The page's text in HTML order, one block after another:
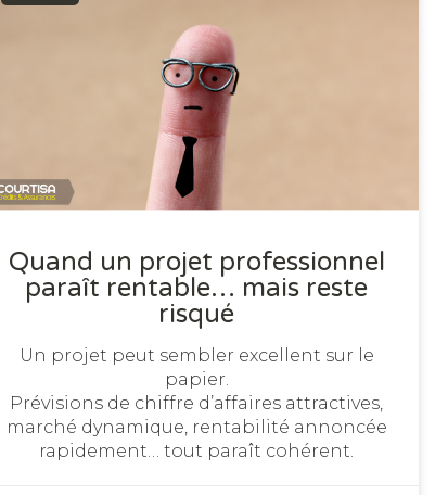
Quand un projet professionnel
paraît rentable… mais reste
risqué
Un projet peut sembler excellent sur le
papier.
Prévisions de chiffre d’affaires attractives,
marché dynamique, rentabilité annoncée
rapidement… tout paraît cohérent.